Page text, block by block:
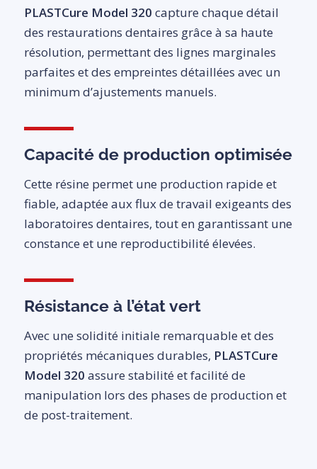
PLASTCure Model 320 capture chaque détail
des restaurations dentaires grâce à sa haute
résolution, permettant des lignes marginales
parfaites et des empreintes détaillées avec un
minimum d’ajustements manuels.
Capacité de production optimisée
Cette résine permet une production rapide et
fiable, adaptée aux flux de travail exigeants des
laboratoires dentaires, tout en garantissant une
constance et une reproductibilité élevées.
Résistance à l’état vert
Avec une solidité initiale remarquable et des
propriétés mécaniques durables, PLASTCure
Model 320 assure stabilité et facilité de
manipulation lors des phases de production et
de post-traitement.